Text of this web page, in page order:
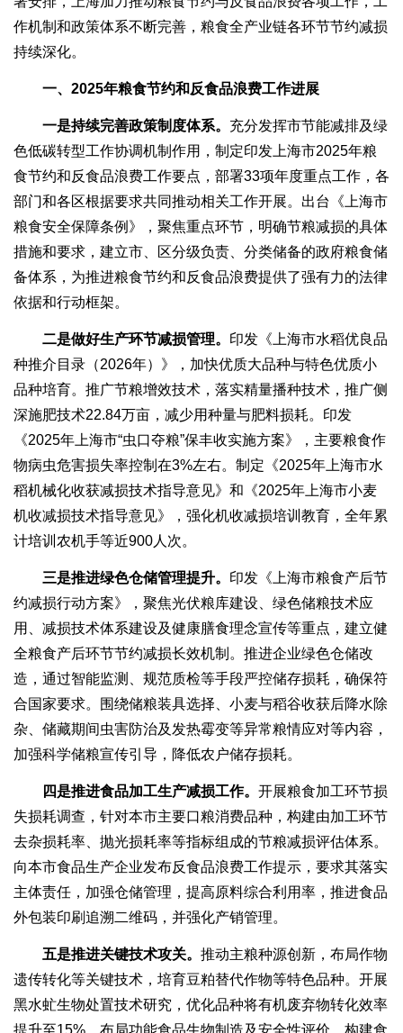
作机制和政策体系不断完善，粮食全产业链各环节节约减损
持续深化。
一、2025年粮食节约和反食品浪费工作进展
一是持续完善政策制度体系。 充分发挥市节能减排及绿
色低碳转型工作协调机制作用，制定印发上海市2025年粮
食节约和反食品浪费工作要点，部署33项年度重点工作，各
部门和各区根据要求共同推动相关工作开展。出台《上海市
粮食安全保障条例》，聚焦重点环节，明确节粮减损的具体
措施和要求，建立市、区分级负责、分类储备的政府粮食储
备体系，为推进粮食节约和反食品浪费提供了强有力的法律
依据和行动框架。
二是做好生产环节减损管理。 印发《上海市水稻优良品
种推介目录（2026年）》，加快优质大品种与特色优质小
品种培育。推广节粮增效技术，落实精量播种技术，推广侧
深施肥技术22.84万亩，减少用种量与肥料损耗。印发
《2025年上海市“虫口夺粮”保丰收实施方案》，主要粮食作
物病虫危害损失率控制在3%左右。制定《2025年上海市水
稻机械化收获减损技术指导意见》和《2025年上海市小麦
机收减损技术指导意见》，强化机收减损培训教育，全年累
计培训农机手等近900人次。
三是推进绿色仓储管理提升。 印发《上海市粮食产后节
约减损行动方案》，聚焦光伏粮库建设、绿色储粮技术应
用、减损技术体系建设及健康膳食理念宣传等重点，建立健
全粮食产后环节节约减损长效机制。推进企业绿色仓储改
造，通过智能监测、规范质检等手段严控储存损耗，确保符
合国家要求。围绕储粮装具选择、小麦与稻谷收获后降水除
杂、储藏期间虫害防治及发热霉变等异常粮情应对等内容，
加强科学储粮宣传引导，降低农户储存损耗。
四是推进食品加工生产减损工作。 开展粮食加工环节损
失损耗调查，针对本市主要口粮消费品种，构建由加工环节
去杂损耗率、抛光损耗率等指标组成的节粮减损评估体系。
向本市食品生产企业发布反食品浪费工作提示，要求其落实
主体责任，加强仓储管理，提高原料综合利用率，推进食品
外包装印刷追溯二维码，并强化产销管理。
五是推进关键技术攻关。 推动主粮种源创新，布局作物
遗传转化等关键技术，培育豆粕替代作物等特色品种。开展
黑水虻生物处置技术研究，优化品种将有机废弃物转化效率
提升至15%。布局功能食品生物制造及安全性评价，构建食